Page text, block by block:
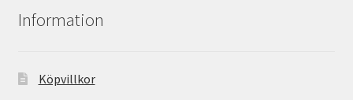
Information
Köpvillkor